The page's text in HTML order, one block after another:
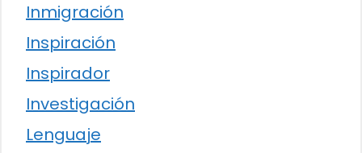
Inmigración
Inspiración
Inspirador
Investigación
Lenguaje